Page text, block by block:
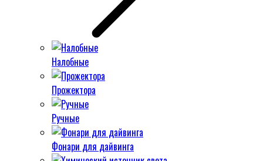
Налобные
Прожектора
Ручные
Фонари для дайвинга